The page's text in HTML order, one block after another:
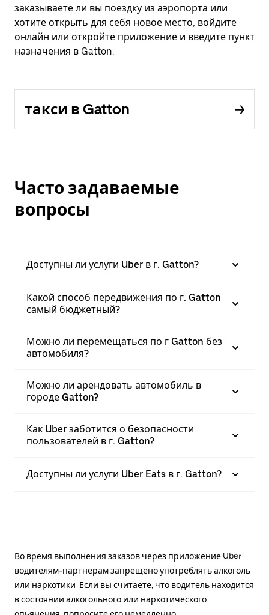
заказываете ли вы поездку из аэропорта или
хотите открыть для себя новое место, войдите
онлайн или откройте приложение и введите пункт
назначения в Gatton.
такси в Gatton
Часто задаваемые
вопросы
Доступны ли услуги Uber в г. Gatton?
Какой способ передвижения по г. Gatton
самый бюджетный?
Можно ли перемещаться по г Gatton без
автомобиля?
Можно ли арендовать автомобиль в
городе Gatton?
Как Uber заботится о безопасности
пользователей в г. Gatton?
Доступны ли услуги Uber Eats в г. Gatton?
Во время выполнения заказов через приложение Uber
водителям-партнерам запрещено употреблять алкоголь
или наркотики. Если вы считаете, что водитель находится
в состоянии алкогольного или наркотического